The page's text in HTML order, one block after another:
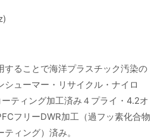
することで海洋プラスチック汚染の
ューマー・リサイクル・ナイロ
ティング加工済み４プライ・4.2オ
フリーDWR加工（過フッ素化合物
ィング）済み。